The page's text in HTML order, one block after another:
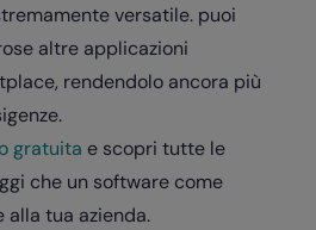
versatile. puoi
altre applicazioni
rendendolo ancora più
gratuita e scopri tutte le
che un software come
alla tua azienda.